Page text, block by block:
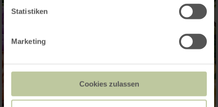
Statistiken
Marketing
Cookies zulassen